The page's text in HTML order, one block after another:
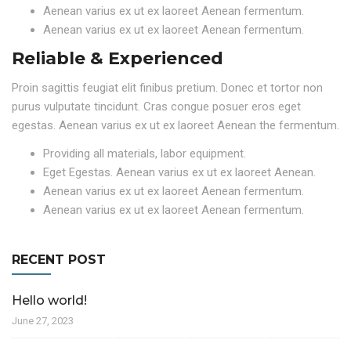
Aenean varius ex ut ex laoreet Aenean fermentum.
Aenean varius ex ut ex laoreet Aenean fermentum.
Reliable & Experienced
Proin sagittis feugiat elit finibus pretium. Donec et tortor non
purus vulputate tincidunt. Cras congue posuer eros eget
egestas. Aenean varius ex ut ex laoreet Aenean the fermentum.
Providing all materials, labor equipment.
Eget Egestas. Aenean varius ex ut ex laoreet Aenean.
Aenean varius ex ut ex laoreet Aenean fermentum.
Aenean varius ex ut ex laoreet Aenean fermentum.
RECENT POST
Hello world!
June 27, 2023